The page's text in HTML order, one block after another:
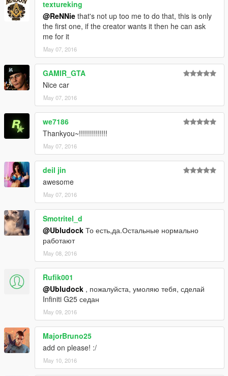
textureking
@ReNNie that's not up too me to do that, this is only
the first one, if the creator wants it then he can ask
me for it
May 07, 2016
GAMIR_GTA
Nice car
May 07, 2016
we7186
Thankyou~!!!!!!!!!!!!!!
May 07, 2016
deil jin
awesome
May 07, 2016
Smotritel_d
@Ubludock То есть,да.Остальные нормально
работают
May 08, 2016
Rufik001
@Ubludock , пожалуйста, умоляю тебя, сделай
Infiniti G25 седан
May 09, 2016
MajorBruno25
add on please! :/
May 10, 2016